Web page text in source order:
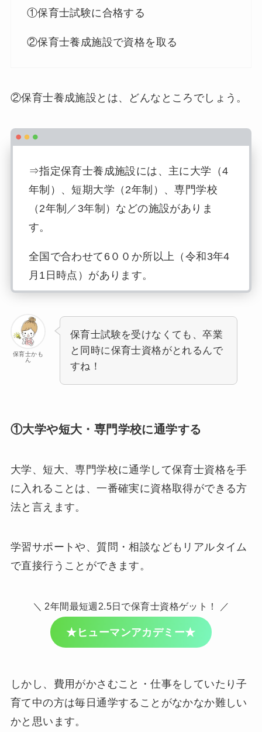
①保育士試験に合格する
②保育士養成施設で資格を取る
②保育士養成施設とは、どんなところでしょう。
⇒指定保育士養成施設には、主に大学（4
年制）、短期大学（2年制）、専門学校
（2年制／3年制）などの施設がありま
す。
全国で合わせて6００か所以上（令和3年4
月1日時点）があります。
に保育士資格を取得することができます。
短大や2年制の専門学校に進めば、2年で
保育士資格を取得することが可能。
びを深めることができます。また、通信教
で、働きながら学ぶことも可能。環境や目
的に合わせて、進路を考えてみましょう。
保育士かも
ん
保育士試験を受けなくても、卒業
と同時に保育士資格がとれるんで
すね！
①大学や短大・専門学校に通学する
大学、短大、専門学校に通学して保育士資格を手
に入れることは、一番確実に資格取得ができる方
法と言えます。
学習サポートや、質問・相談などもリアルタイム
で直接行うことができます。
＼ 2年間最短週2.5日で保育士資格ゲット！ ／
★ヒューマンアカデミー★
しかし、費用がかさむこと・仕事をしていたり子
育て中の方は毎日通学することがなかなか難しい
かと思います。